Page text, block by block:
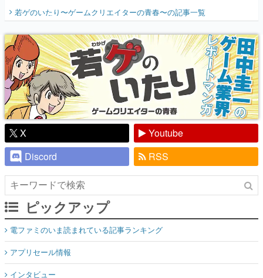
『少年ジャンプ』色だった【若ゲのいた
り】
若ゲのいたり〜ゲームクリエイターの青春〜の記事一覧
X
Youtube
Discord
RSS
ピックアップ
電ファミのいま読まれている記事ランキング
アプリセール情報
インタビュー